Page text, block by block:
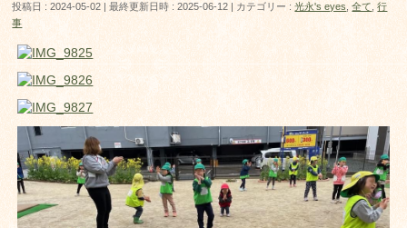
投稿日 : 2024-05-02 最終更新日時 : 2025-06-12 カテゴリー :光永's eyes ,全て ,行
事